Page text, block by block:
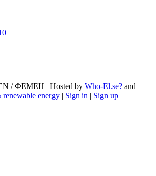
/ ФЕМЕН | Hosted by Who-El.se? and
renewable energy | Sign in | Sign up